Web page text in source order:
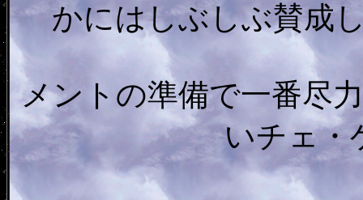
かにはしぶしぶ賛成
メントの準備で一番尽
いチェ・